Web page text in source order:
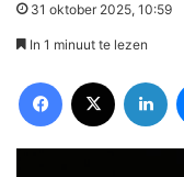
31 oktober 2025, 10:59
In 1 minuut te lezen